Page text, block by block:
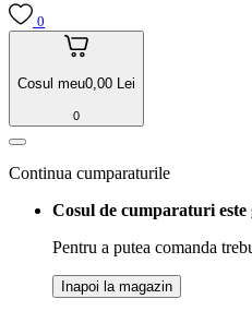
0
Cosul meu0,00 Lei
0
Continua cumparaturile
Cosul de cumparaturi este
Pentru a putea comanda
Inapoi la magazin